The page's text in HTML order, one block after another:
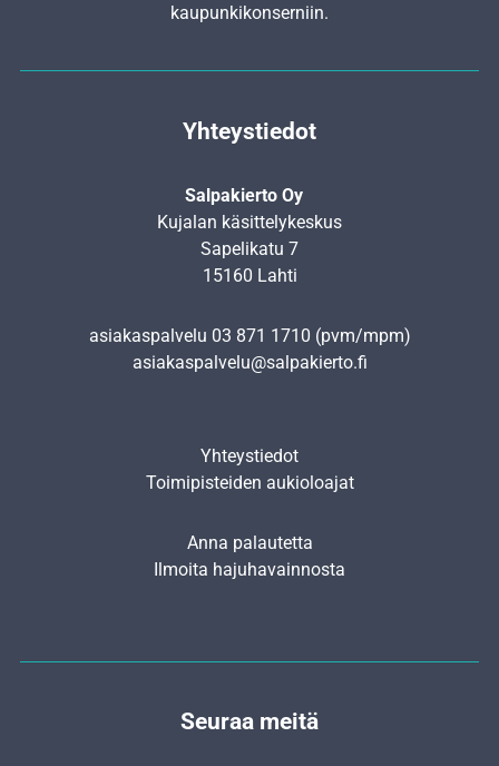
kaupunkikonserniin.
Yhteystiedot
Salpakierto Oy
Kujalan käsittelykeskus
Sapelikatu 7
15160 Lahti
asiakaspalvelu 03 871 1710 (pvm/mpm)
asiakaspalvelu@salpakierto.fi
Yhteystiedot
Toimipisteiden aukioloajat
Anna palautetta
Ilmoita hajuhavainnosta
Seuraa meitä